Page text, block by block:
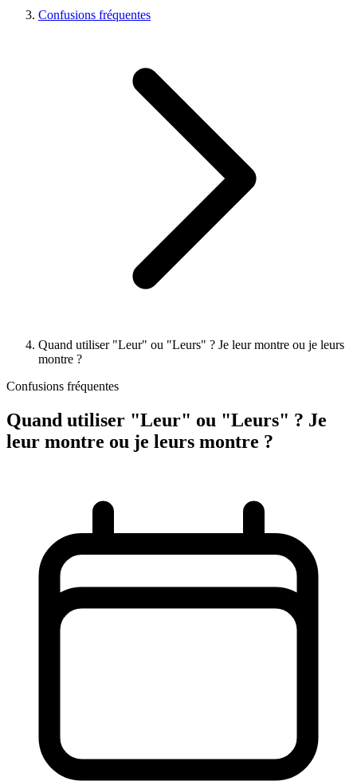
Confusions fréquentes
Quand utiliser "Leur" ou "Leurs" ? Je leur montre ou je leurs
montre ?
Confusions fréquentes
Quand utiliser "Leur" ou "Leurs" ? Je
leur montre ou je leurs montre ?